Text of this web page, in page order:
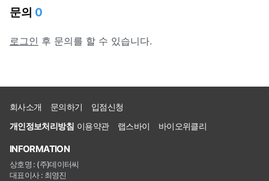
문의 0
로그인 후 문의를 할 수 있습니다.
회사소개 문의하기
입점신청
개인정보처리방침 이용약관 랩스바이 바이오위클리
INFORMATION
상호명 : (주)데이터씨
대표이사 : 최영진